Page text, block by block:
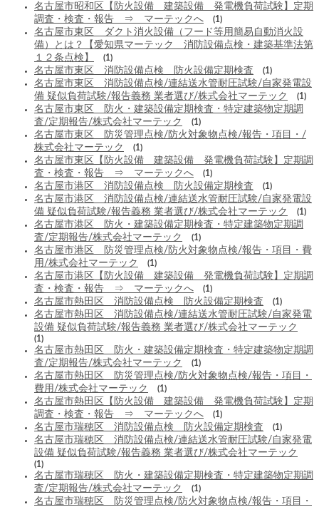
名古屋市昭和区【防火設備 建築設備 発電機負荷試験】定期
調査・検査・報告 ⇒ マーテックへ
(1)
名古屋市東区 ダクト消火設備（フード等用簡易自動消火設
備）とは？【愛知県マーテック 消防設備点検・建築基準法第
１２条点検】
(1)
名古屋市東区 消防設備点検 防火設備定期検査 (1)
名古屋市東区 消防設備点検/連結送水管耐圧試験/自家発電設
備 疑似負荷試験/報告義務 業者選び/株式会社マーテック
(1)
名古屋市東区 防火・建築設備定期検査・特定建築物定期調
査/定期報告/株式会社マーテック
(1)
名古屋市東区 防災管理点検/防火対象物点検/報告・項目・/
株式会社マーテック
(1)
名古屋市東区【防火設備 建築設備 発電機負荷試験】定期調
査・検査・報告 ⇒ マーテックへ
(1)
名古屋市港区 消防設備点検 防火設備定期検査 (1)
名古屋市港区 消防設備点検/連結送水管耐圧試験/自家発電設
備 疑似負荷試験/報告義務 業者選び/株式会社マーテック
(1)
名古屋市港区 防火・建築設備定期検査・特定建築物定期調
査/定期報告/株式会社マーテック
(1)
名古屋市港区 防災管理点検/防火対象物点検/報告・項目・費
用/株式会社マーテック
(1)
名古屋市港区【防火設備 建築設備 発電機負荷試験】定期調
査・検査・報告 ⇒ マーテックへ
(1)
名古屋市熱田区 消防設備点検 防火設備定期検査 (1)
名古屋市熱田区 消防設備点検/連結送水管耐圧試験/自家発電
設備 疑似負荷試験/報告義務 業者選び/株式会社マーテック
(1)
名古屋市熱田区 防火・建築設備定期検査・特定建築物定期調
査/定期報告/株式会社マーテック
(1)
名古屋市熱田区 防災管理点検/防火対象物点検/報告・項目・
費用/株式会社マーテック
(1)
名古屋市熱田区【防火設備 建築設備 発電機負荷試験】定期
調査・検査・報告 ⇒ マーテックへ
(1)
名古屋市瑞穂区 消防設備点検 防火設備定期検査 (1)
名古屋市瑞穂区 消防設備点検/連結送水管耐圧試験/自家発電
設備 疑似負荷試験/報告義務 業者選び/株式会社マーテック
(1)
名古屋市瑞穂区 防火・建築設備定期検査・特定建築物定期調
査/定期報告/株式会社マーテック
(1)
名古屋市瑞穂区 防災管理点検/防火対象物点検/報告・項目・